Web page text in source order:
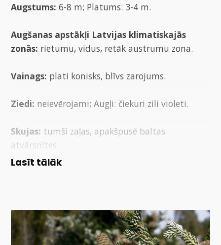
Augstums: 6-8 m; Platums: 3-4 m.
Augšanas apstākļi Latvijas klimatiskajās
zonās: rietumu, vidus, retāk austrumu zona.
Vainags: plati konisks, blīvs zarojums.
Ziedi: neievērojami; Augļi: čiekuri zili violeti.
Skujas: tumši zaļas, apakšpusē baltas
atvārsnītes.
5,0-6,5.
Lasīt tālāk